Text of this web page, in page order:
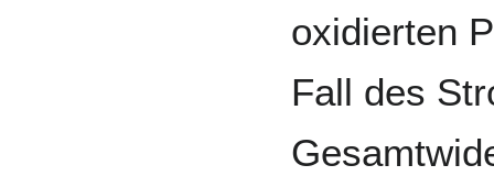
oxidierten
Fall des